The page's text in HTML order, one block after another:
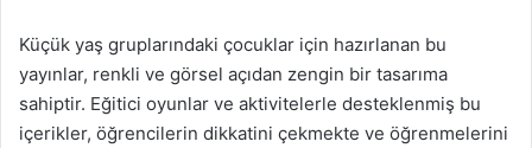
Küçük yaş gruplarındaki çocuklar için hazırlanan bu
yayınlar, renkli ve görsel açıdan zengin bir tasarıma
sahiptir. Eğitici oyunlar ve aktivitelerle desteklenmiş bu
içerikler, öğrencilerin dikkatini çekmekte ve öğrenmelerini